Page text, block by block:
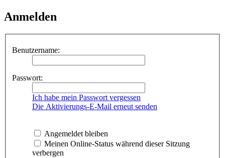
Anmelden
Benutzername:
Passwort:
Ich habe mein Passwort vergessen
Die Aktivierungs-E-Mail erneut senden
Angemeldet bleiben
Meinen Online-Status während dieser Sitzung
verbergen